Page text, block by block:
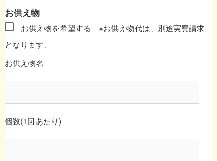
お供え物
お供え物を希望する ※お供え物代は、別途実費請求
となります。
お供え物名
個数(1回あたり)